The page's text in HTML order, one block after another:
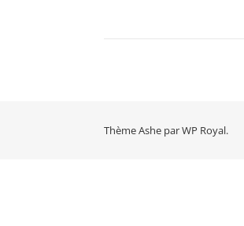
Thème Ashe parWP Royal.